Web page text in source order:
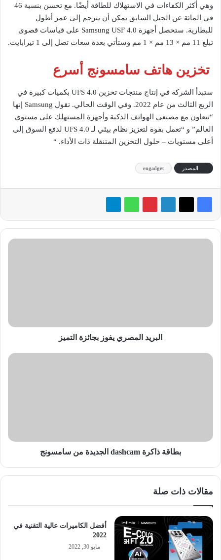
وهي أكثر الكفاءات في الاستهلاك للطاقة أيضًا. مع تحسن بنسبة 46
في المائة عن الجيل السابق يمكن أن يترجم إلى عمر أطول
للبطارية. ستحصل أجهزة Samsung USF 4.0 على قياسات قصوى
تبلغ 11 مم × 13 مم × 1 مم وستأتي بعدة سعات تصل إلى 1 تيرابايت.
تخزين هاتف سامسونج أسرع
ستبدأ الشركة في إنتاج منتجات تخزين UFS 4.0 بكميات كبيرة في
الربع الثالث من عام 2022. وفي الوقت الحالي. تقول Samsung إنها
“تتعاون مع مصنعي الهواتف الذكية وأجهزة المستهلك على مستوى
العالم” و “تعمل بقوة لتعزيز نظام بيئي لـ UFS 4.0 لدفع السوق إلى
أعلى مستويات – حلول التخزين المتنقلة ذات الأداء. “
المصدر engadget
البريد
البريد المصري يفوز بجائزة التميز
بطاقة
بطاقة ذاكرة dashcam الجديدة من سامسونج
مقالات ذات صلة
أفضل الكاميرات عالية التقنية في
2022
مايو 30, 2022